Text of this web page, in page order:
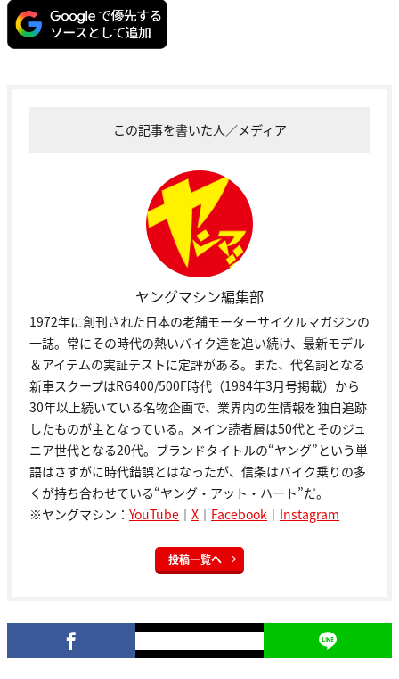
この記事を書いた人／メディア
ヤングマシン編集部
1972年に創刊された日本の老舗モーターサイクルマガジンの
一誌。常にその時代の熱いバイク達を追い続け、最新モデル
＆アイテムの実証テストに定評がある。また、代名詞となる
新車スクープはRG400/500Γ時代（1984年3月号掲載）から
30年以上続いている名物企画で、業界内の生情報を独自追跡
したものが主となっている。メイン読者層は50代とそのジュ
ニア世代となる20代。ブランドタイトルの“ヤング”という単
語はさすがに時代錯誤とはなったが、信条はバイク乗りの多
くが持ち合わせている“ヤング・アット・ハート”だ。
※ヤングマシン： YouTube ｜ X ｜ Facebook ｜ Instagram
投稿一覧へ